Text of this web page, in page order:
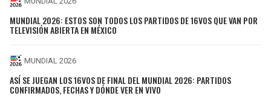
MUNDIAL 2026: ESTOS SON TODOS LOS PARTIDOS DE 16VOS QUE VAN POR
TELEVISIÓN ABIERTA EN MÉXICO
MUNDIAL 2026
ASÍ SE JUEGAN LOS 16VOS DE FINAL DEL MUNDIAL 2026: PARTIDOS
CONFIRMADOS, FECHAS Y DÓNDE VER EN VIVO